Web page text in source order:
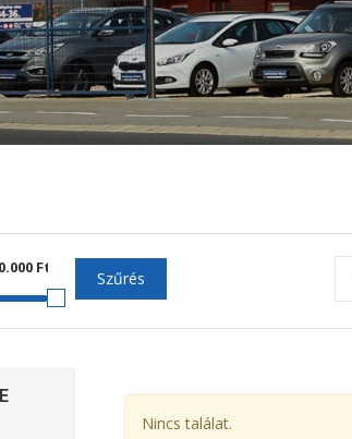
Szűrés
Nincs találat.